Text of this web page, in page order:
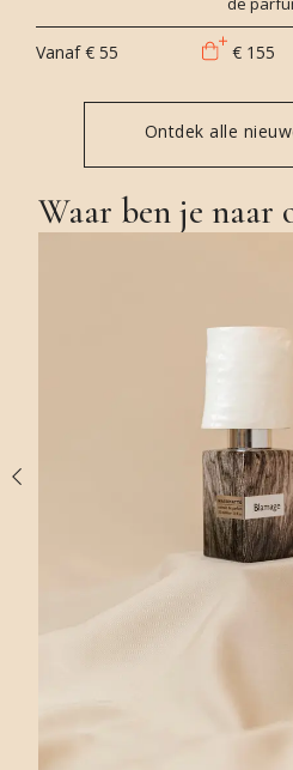
Vanaf € 55 € 155
Ontdek alle
Waar ben je naar